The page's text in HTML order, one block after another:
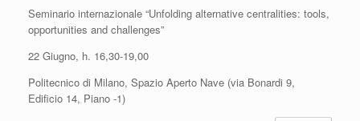
Seminario internazionale “Unfolding alternative centralities: tools,
opportunities and challenges”
22 Giugno, h. 16,30-19,00
Politecnico di Milano, Spazio Aperto Nave (via Bonardi 9,
Edificio 14, Piano -1)